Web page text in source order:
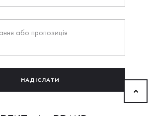
НАДІСЛАТИ